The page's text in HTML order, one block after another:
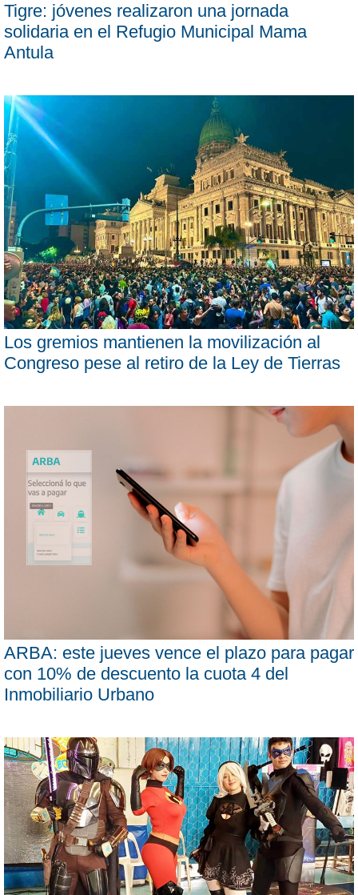
Tigre: jóvenes realizaron una jornada
solidaria en el Refugio Municipal Mama
Antula
Los gremios mantienen la movilización al
Congreso pese al retiro de la Ley de Tierras
ARBA: este jueves vence el plazo para pagar
con 10% de descuento la cuota 4 del
Inmobiliario Urbano